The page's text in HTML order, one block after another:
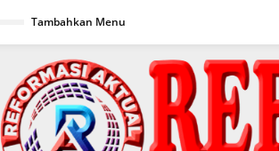
Tambahkan Menu